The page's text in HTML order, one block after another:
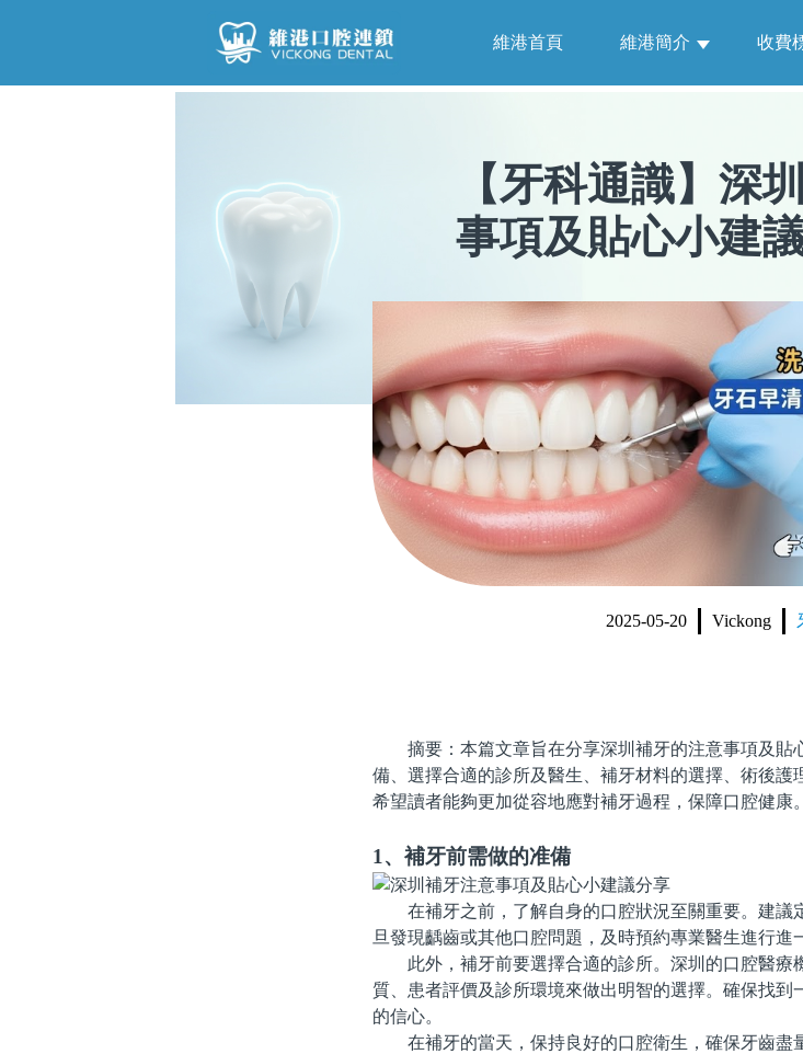
維港首頁 維港簡介 收費
【牙科通識】 深
事項及貼心小建
2025-05-20 Vickong
摘要：本篇文章旨在分享深圳補牙的注意事項及貼
備、選擇合適的診所及醫生、補牙材料的選擇、術後護
希望讀者能夠更加從容地應對補牙過程，保障口腔健康。
1、補牙前需做的准備
在補牙之前，了解自身的口腔狀況至關重要。建議
旦發現齲齒或其他口腔問題，及時預約專業醫生進行進
此外，補牙前要選擇合適的診所。深圳的口腔醫療
質、患者評價及診所環境來做出明智的選擇。確保找
的信心。
在補牙的當天，保持良好的口腔衛生，確保牙齒盡